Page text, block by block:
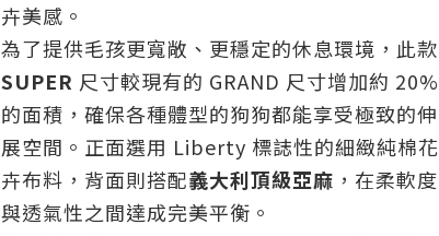
卉美感。
為了提供毛孩更寬敞、更穩定的休息環境，此款
SUPER 尺寸較現有的 GRAND 尺寸增加約 20%
的面積，確保各種體型的狗狗都能享受極致的伸
展空間。正面選用 Liberty 標誌性的細緻純棉花
卉布料，背面則搭配義大利頂級亞麻 ，在柔軟度
與透氣性之間達成完美平衡。